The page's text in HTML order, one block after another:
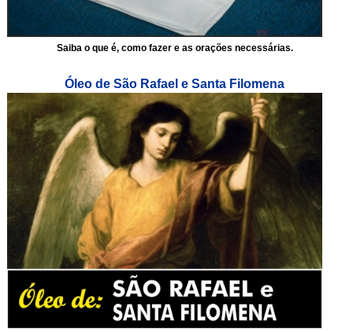
Saiba o que é, como fazer e as orações necessárias.
Óleo de São Rafael e Santa Filomena